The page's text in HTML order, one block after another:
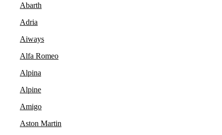
Abarth
Adria
Aiways
Alfa Romeo
Alpina
Alpine
Amigo
Aston Martin